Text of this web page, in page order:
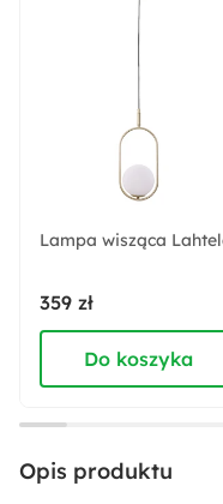
Do
1
Długość:
2.2 cm
Rodzaj:
Stojący
Lampa wisząca
359 zł
Do koszyka
Opis produktu